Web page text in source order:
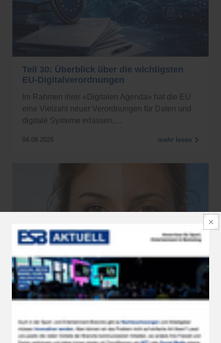
Teil 30: Überblick über die wichtigsten
EU-Digitalverordnungen
Im Rahmen ihrer «Digitalen Agenda» hat die EU
eine Vielzahl neuer Verordnungen für Daten und
digitale Systeme erlassen,…
04.08.2026 mehr lesen
Authenticity Beats Synthetics – Warum
Echtheit im KI-Zeitalter zum Luxus wird